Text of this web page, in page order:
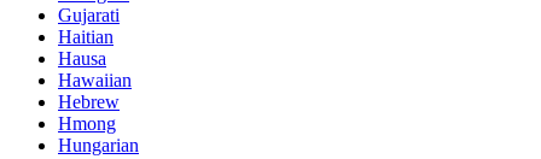
Gujarati
Haitian
Hausa
Hawaiian
Hebrew
Hmong
Hungarian